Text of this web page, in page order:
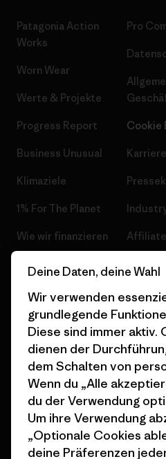
Patagonia Action
Works
Worn Wear
Werte & Projekte
Progress Report
Business Unusual
Klimaziele
1% For The Planet
Wie wir finanzieren
Geschenkgutscheine
Stores in deiner
Nähe
Pro
Cookie
Karriere
© 2026 Patagonia, Inc. All Rights
Deine Daten, deine Wahl
Wir verwenden
grundlegende
Diese sind immer aktiv.
dienen der
dem Schalten von
Wenn du „Alle
du der Verwendung
Um ihre Verwendung
„Optionale Cookies
deine Präferenzen